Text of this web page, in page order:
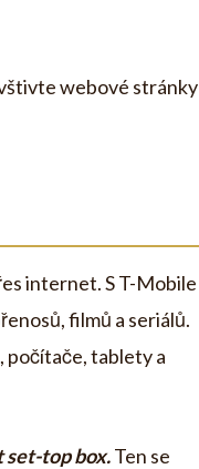
webové stránky
internet. S T-Mobile
filmů a seriálů.
počítače, tablety a
set-top box.Ten se